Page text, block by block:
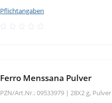
Pflichtangaben
Ferro Menssana Pulver
PZN/Art.Nr.: 09533979 | 28X2 g, Pulver